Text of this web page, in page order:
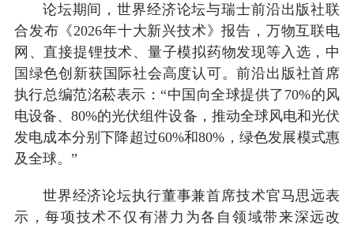
论坛期间，世界经济论坛与瑞士前沿出版社联
合发布《2026年十大新兴技术》报告，万物互联电
网、直接提锂技术、量子模拟药物发现等入选，中
国绿色创新获国际社会高度认可。前沿出版社首席
执行总编范洺菘表示：“中国向全球提供了70%的风
电设备、80%的光伏组件设备，推动全球风电和光伏
发电成本分别下降超过60%和80%，绿色发展模式惠
及全球。”
世界经济论坛执行董事兼首席技术官马思远表
示，每项技术不仅有潜力为各自领域带来深远改